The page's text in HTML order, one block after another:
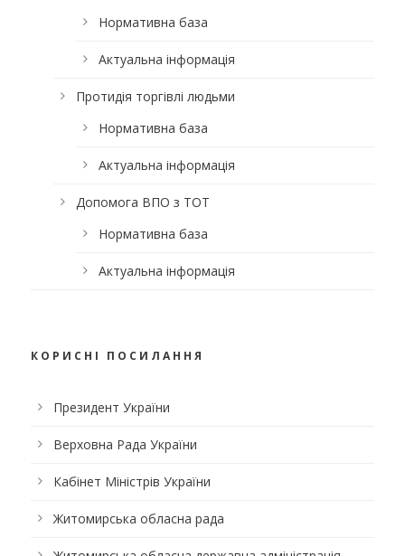
Нормативна база
Актуальна інформація
Протидія торгівлі людьми
Нормативна база
Актуальна інформація
Допомога ВПО з ТОТ
Нормативна база
Актуальна інформація
КОРИСНІ ПОСИЛАННЯ
Президент України
Верховна Рада України
Кабінет Міністрів України
Житомирська обласна рада